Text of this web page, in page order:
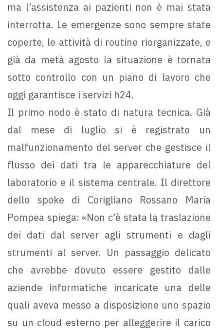
ma l’assistenza ai pazienti non è mai stata
interrotta. Le emergenze sono sempre state
coperte, le attività di routine riorganizzate, e
già da metà agosto la situazione è tornata
sotto controllo con un piano di lavoro che
oggi garantisce i servizi h24.
Il primo nodo è stato di natura tecnica. Già
dal mese di luglio si è registrato un
malfunzionamento del server che gestisce il
flusso dei dati tra le apparecchiature del
laboratorio e il sistema centrale. Il direttore
dello spoke di Corigliano Rossano Maria
Pompea spiega: «Non c’è stata la traslazione
dei dati dal server agli strumenti e dagli
strumenti al server. Un passaggio delicato
che avrebbe dovuto essere gestito dalle
aziende informatiche incaricate una delle
quali aveva messo a disposizione uno spazio
su un cloud esterno per alleggerire il carico